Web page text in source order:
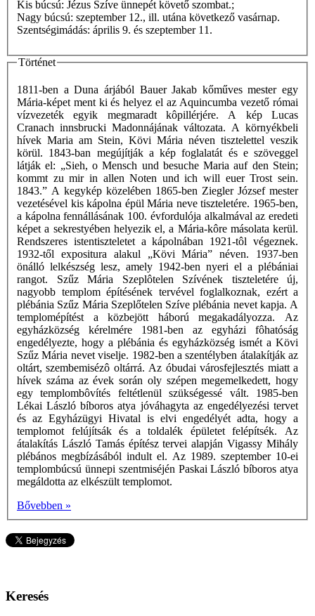
Kis búcsú: Jézus Szíve ünnepét követő szombat.;
Nagy búcsú: szeptember 12., ill. utána következő vasárnap.
Szentségimádás: április 9. és szeptember 11.
Történet
1811-ben a Duna árjából Bauer Jakab kőműves mester egy
Mária-képet ment ki és helyez el az Aquincumba vezető római
vízvezeték egyik megmaradt kôpillérjére. A kép Lucas
Cranach innsbrucki Madonnájának változata. A környékbeli
hívek Maria am Stein, Kövi Mária néven tisztelettel veszik
körül. 1843-ban megújítják a kép foglalatát és e szöveggel
látják el: „Sieh, o Mensch und besuche Maria auf den Stein;
kommt zu mir in allen Noten und ich will euer Trost sein.
1843.” A kegykép közelében 1865-ben Ziegler József mester
vezetésével kis kápolna épül Mária neve tiszteletére. 1965-ben,
a kápolna fennállásának 100. évfordulója alkalmával az eredeti
képet a sekrestyében helyezik el, a Mária-kôre másolata kerül.
Rendszeres istentiszteletet a kápolnában 1921-tôl végeznek.
1932-től expositura alakul „Kövi Mária” néven. 1937-ben
önálló lelkészség lesz, amely 1942-ben nyeri el a plébániai
rangot. Szűz Mária Szeplôtelen Szívének tiszteletére új,
nagyobb templom építésének tervével foglalkoznak, ezért a
plébánia Szűz Mária Szeplőtelen Szíve plébánia nevet kapja. A
templomépítést a közbejött háború megakadályozza. Az
egyházközség kérelmére 1981-ben az egyházi fôhatóság
engedélyezte, hogy a plébánia és egyházközség ismét a Kövi
Szűz Mária nevet viselje. 1982-ben a szentélyben átalakítják az
oltárt, szembemisézô oltárrá. Az óbudai városfejlesztés miatt a
hívek száma az évek során oly szépen megemelkedett, hogy
egy templombôvítés feltétlenül szükségessé vált. 1985-ben
Lékai László bíboros atya jóváhagyta az engedélyezési tervet
és az Egyházügyi Hivatal is elvi engedélyét adta, hogy a
templomot felújítsák és a toldalék épületet felépítsék. Az
átalakítás László Tamás építész tervei alapján Vigassy Mihály
plébános megbízásából indult el. Az 1989. szeptember 10-ei
templombúcsú ünnepi szentmiséjén Paskai László bíboros atya
megáldotta az elkészült templomot.
Bővebben »
Keresés